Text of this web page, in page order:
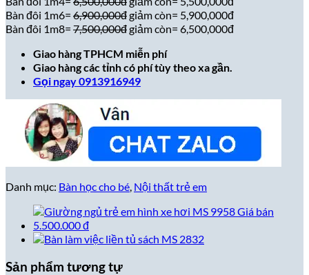
Bàn đôi 1m6= 6,900,000đgiảm còn= 5,900,000đ
Bàn đôi 1m8= 7,500,000đgiảm còn= 6,500,000đ
Giao hàng TPHCM miễn phí
Giao hàng các tỉnh có phí tùy theo xa gần.
Gọi ngay 0913916949
Danh mục: Bàn học cho bé, Nội thất trẻ em
Sản phẩm tương tự